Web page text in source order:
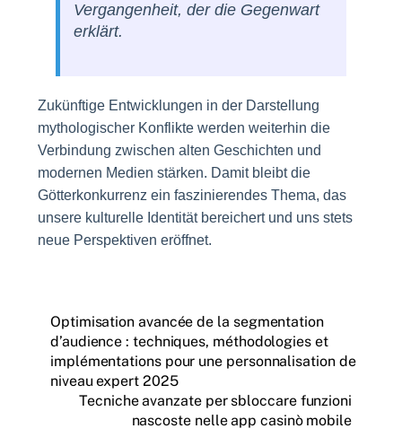
Vergangenheit, der die Gegenwart
erklärt.
Zukünftige Entwicklungen in der Darstellung
mythologischer Konflikte werden weiterhin die
Verbindung zwischen alten Geschichten und
modernen Medien stärken. Damit bleibt die
Götterkonkurrenz ein faszinierendes Thema, das
unsere kulturelle Identität bereichert und uns stets
neue Perspektiven eröffnet.
Optimisation avancée de la segmentation
d’audience : techniques, méthodologies et
implémentations pour une personnalisation de
niveau expert 2025
Tecniche avanzate per sbloccare funzioni
nascoste nelle app casinò mobile